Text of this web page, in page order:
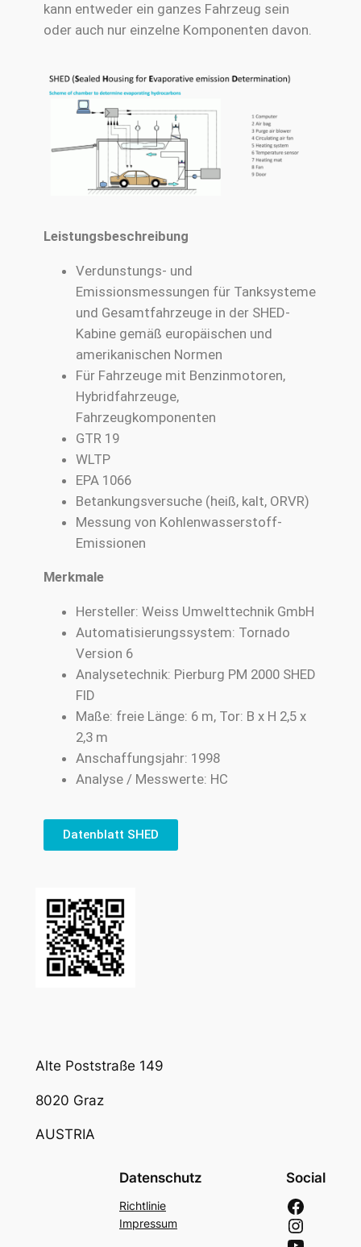
kann entweder ein ganzes Fahrzeug sein
oder auch nur einzelne Komponenten davon.
Leistungsbeschreibung
Verdunstungs- und
Emissionsmessungen für Tanksysteme
und Gesamtfahrzeuge in der SHED-
Kabine gemäß europäischen und
amerikanischen Normen
Für Fahrzeuge mit Benzinmotoren,
Hybridfahrzeuge,
Fahrzeugkomponenten
GTR 19
WLTP
EPA 1066
Betankungsversuche (heiß, kalt, ORVR)
Messung von Kohlenwasserstoff-
Emissionen
Merkmale
Hersteller: Weiss Umwelttechnik GmbH
Automatisierungssystem: Tornado
Version 6
Analysetechnik: Pierburg PM 2000 SHED
FID
Maße: freie Länge: 6 m, Tor: B x H 2,5 x
2,3 m
Anschaffungsjahr: 1998
Analyse / Messwerte: HC
Datenblatt SHED
Alte Poststraße 149
8020 Graz
AUSTRIA
Datenschutz
Richtlinie
Impressum
Social